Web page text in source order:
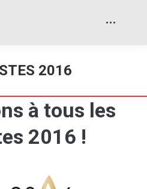
2016
à tous les
2016 !